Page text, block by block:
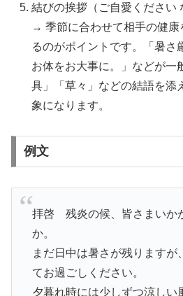
結びの挨拶（ご自愛ください
→ 季節に合わせて相手の健康
るのがポイントです。「暑さ
お体をお大事に。」などが一
具」「草々」などの結語を添
象になります。
例文
拝啓 残炎の候、皆さまいか
か。
まだ日中は暑さが残りますが
てお過ごしください。
夕暮れ時には少しずつ涼しい